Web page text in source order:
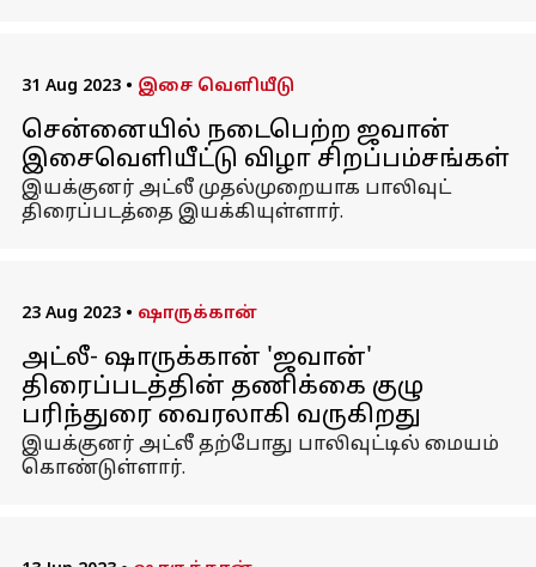
31 Aug 2023 • இசை வெளியீடு
சென்னையில் நடைபெற்ற ஜவான்
இசைவெளியீட்டு விழா சிறப்பம்சங்கள்
இயக்குனர் அட்லீ முதல்முறையாக பாலிவுட்
திரைப்படத்தை இயக்கியுள்ளார்.
23 Aug 2023 • ஷாருக்கான்
அட்லீ- ஷாருக்கான் 'ஜவான்'
திரைப்படத்தின் தணிக்கை குழு
பரிந்துரை வைரலாகி வருகிறது
இயக்குனர் அட்லீ தற்போது பாலிவுட்டில் மையம்
கொண்டுள்ளார்.